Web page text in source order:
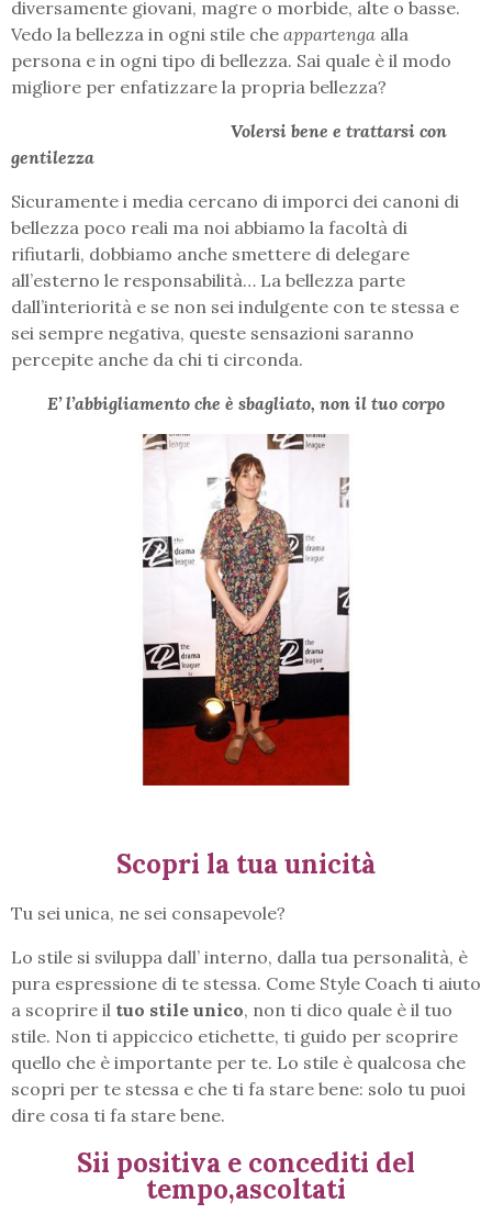
diversamente giovani, magre o morbide, alte o basse.
Vedo la bellezza in ogni stile che appartenga alla
persona e in ogni tipo di bellezza. Sai quale è il modo
migliore per enfatizzare la propria bellezza?
Volersi bene e trattarsi con
gentilezza
Sicuramente i media cercano di imporci dei canoni di
bellezza poco reali ma noi abbiamo la facoltà di
rifiutarli, dobbiamo anche smettere di delegare
all’esterno le responsabilità… La bellezza parte
dall’interiorità e se non sei indulgente con te stessa e
sei sempre negativa, queste sensazioni saranno
percepite anche da chi ti circonda.
E’ l’abbigliamento che è sbagliato, non il tuo corpo
Scopri la tua unicità
Tu sei unica, ne sei consapevole?
Lo stile si sviluppa dall’ interno, dalla tua personalità, è
pura espressione di te stessa. Come Style Coach ti aiuto
a scoprire il tuo stile unico, non ti dico quale è il tuo
stile. Non ti appiccico etichette, ti guido per scoprire
quello che è importante per te. Lo stile è qualcosa che
scopri per te stessa e che ti fa stare bene: solo tu puoi
dire cosa ti fa stare bene.
Sii positiva e concediti del
tempo,ascoltati